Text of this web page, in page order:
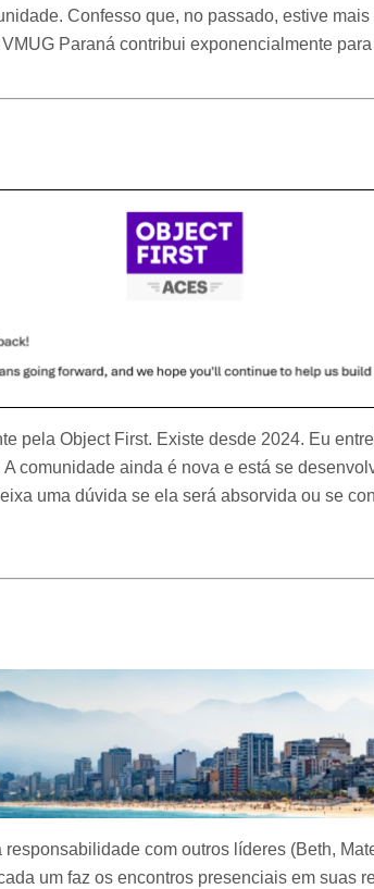
Confesso que, no passado, estive
Paraná contribui exponencialmente
pela Object First. Existe desde 2024. Eu
comunidade ainda é nova e está se
uma dúvida se ela será absorvida ou se
com outros líderes (Beth,
um faz os encontros presenciais em suas